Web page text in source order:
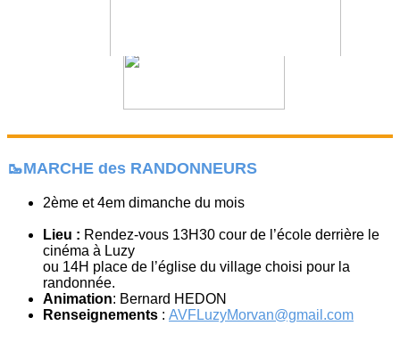
🥾MARCHE des RANDONNEURS
2ème et 4em dimanche du mois
Lieu : Rendez-vous 13H30 cour de l’école derrière le
cinéma à Luzy
ou 14H place de l’église du village choisi pour la
randonnée.
Animation: Bernard HEDON
Renseignements : AVFLuzyMorvan@gmail.com